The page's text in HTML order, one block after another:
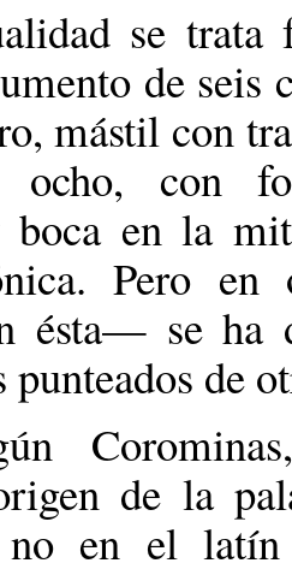
se trata
de seis
mástil con
ocho, con
boca en la
Pero
ésta— se ha
de
de la
en el